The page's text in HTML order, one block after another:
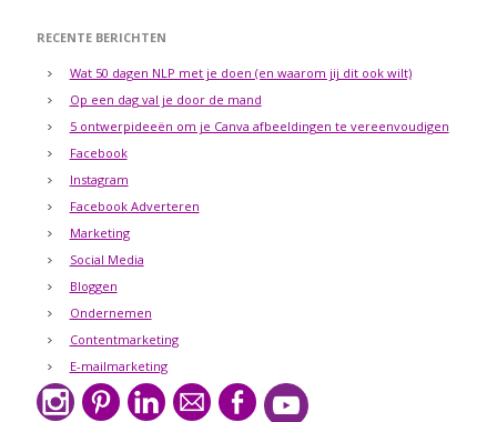
RECENTE BERICHTEN
Wat 50 dagen NLP met je doen (en waarom jij dit ook wilt)
Op een dag val je door de mand
5 ontwerpideeën om je Canva afbeeldingen te vereenvoudigen
Facebook
Instagram
Facebook Adverteren
Marketing
Social Media
Bloggen
Ondernemen
Contentmarketing
E-mailmarketing